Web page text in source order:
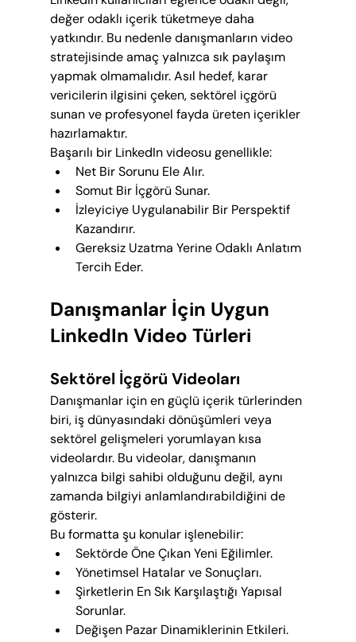
değer odaklı içerik tüketmeye daha
yatkındır. Bu nedenle danışmanların video
stratejisinde amaç yalnızca sık paylaşım
yapmak olmamalıdır. Asıl hedef, karar
vericilerin ilgisini çeken, sektörel içgörü
sunan ve profesyonel fayda üreten içerikler
hazırlamaktır.
Başarılı bir LinkedIn videosu genellikle:
Net Bir Sorunu Ele Alır.
Somut Bir İçgörü Sunar.
İzleyiciye Uygulanabilir Bir Perspektif
Kazandırır.
Gereksiz Uzatma Yerine Odaklı Anlatım
Tercih Eder.
Danışmanlar İçin Uygun
LinkedIn Video Türleri
Sektörel İçgörü Videoları
Danışmanlar için en güçlü içerik türlerinden
biri, iş dünyasındaki dönüşümleri veya
sektörel gelişmeleri yorumlayan kısa
videolardır. Bu videolar, danışmanın
yalnızca bilgi sahibi olduğunu değil, aynı
zamanda bilgiyi anlamlandırabildiğini de
gösterir.
Bu formatta şu konular işlenebilir:
Sektörde Öne Çıkan Yeni Eğilimler.
Yönetimsel Hatalar ve Sonuçları.
Şirketlerin En Sık Karşılaştığı Yapısal
Sorunlar.
Değişen Pazar Dinamiklerinin Etkileri.